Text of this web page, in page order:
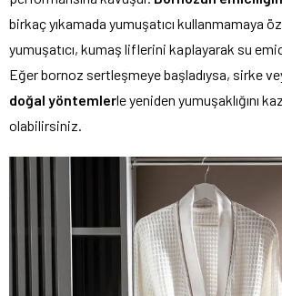
birkaç yıkamada yumuşatıcı kullanmamaya
yumuşatıcı, kumaş liflerini kaplayarak su
Eğer bornoz sertleşmeye başladıysa, sirke
doğal yöntemlerle yeniden yumuşaklığını
olabilirsiniz.